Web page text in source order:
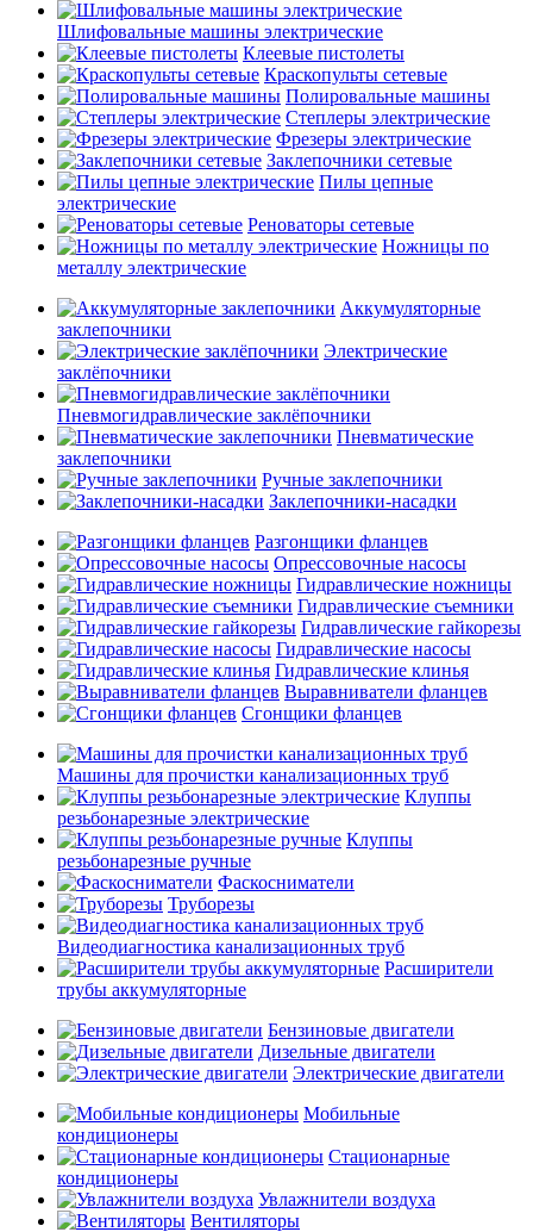
Шлифовальные машины электрические
Клеевые пистолеты
Краскопульты сетевые
Полировальные машины
Степлеры электрические
Фрезеры электрические
Заклепочники сетевые
Пилы цепные
электрические
Реноваторы сетевые
Ножницы по
металлу электрические
Аккумуляторные
заклепочники
Электрические
заклёпочники
Пневмогидравлические заклёпочники
Пневматические
заклепочники
Ручные заклепочники
Заклепочники-насадки
Разгонщики фланцев
Опрессовочные насосы
Гидравлические ножницы
Гидравлические съемники
Гидравлические гайкорезы
Гидравлические насосы
Гидравлические клинья
Выравниватели фланцев
Сгонщики фланцев
Машины для прочистки канализационных труб
Клуппы
резьбонарезные электрические
Клуппы
резьбонарезные ручные
Фаскосниматели
Труборезы
Видеодиагностика канализационных труб
Расширители
трубы аккумуляторные
Бензиновые двигатели
Дизельные двигатели
Электрические двигатели
Мобильные
кондиционеры
Стационарные
кондиционеры
Увлажнители воздуха
Вентиляторы